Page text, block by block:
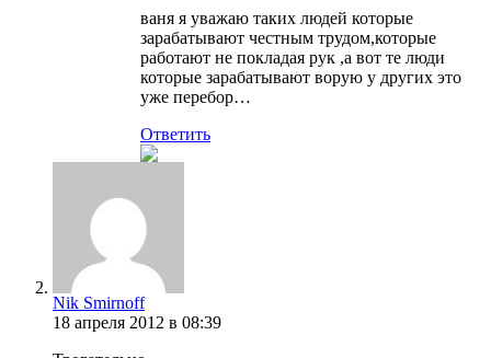
ваня я уважаю таких людей которые
зарабатывают честным трудом,которые
работают не покладая рук ,а вот те люди
которые зарабатывают ворую у других это
уже перебор…
Ответить
Nik Smirnoff
18 апреля 2012 в 08:39